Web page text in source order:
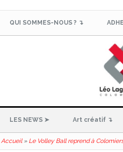
QUI SOMMES-NOUS ? ↴
LES NEWS ➤ Art créatif ↴
Accueil» Le Volley Ball reprend à